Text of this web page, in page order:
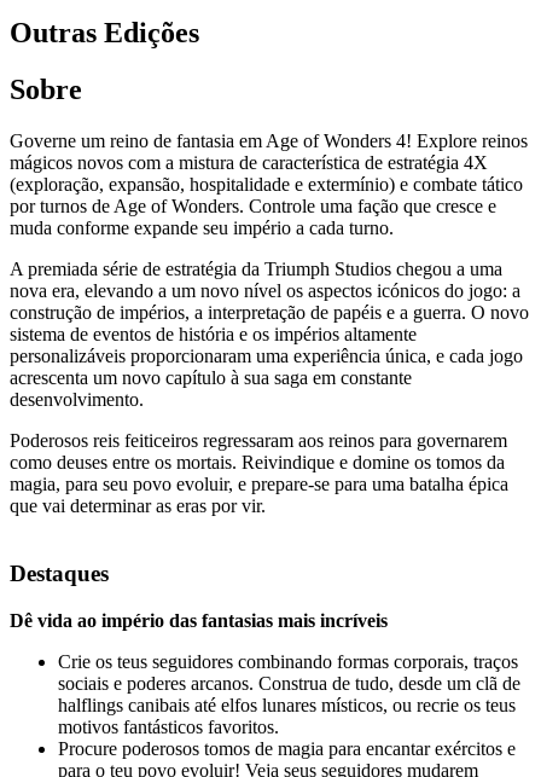
Outras Edições
Sobre
Governe um reino de fantasia em Age of Wonders 4! Explore reinos
mágicos novos com a mistura de característica de estratégia 4X
(exploração, expansão, hospitalidade e extermínio) e combate tático
por turnos de Age of Wonders. Controle uma fação que cresce e
muda conforme expande seu império a cada turno.
A premiada série de estratégia da Triumph Studios chegou a uma
nova era, elevando a um novo nível os aspectos icónicos do jogo: a
construção de impérios, a interpretação de papéis e a guerra. O novo
sistema de eventos de história e os impérios altamente
personalizáveis ​​proporcionaram uma experiência única, e cada jogo
acrescenta um novo capítulo à sua saga em constante
desenvolvimento.
Poderosos reis feiticeiros regressaram aos reinos para governarem
como deuses entre os mortais. Reivindique e domine os tomos da
magia, para seu povo evoluir, e prepare-se para uma batalha épica
que vai determinar as eras por vir.
Destaques
Dê vida ao império das fantasias mais incríveis
Crie os teus seguidores combinando formas corporais, traços
sociais e poderes arcanos. Construa de tudo, desde um clã de
halflings canibais até elfos lunares místicos, ou recrie os teus
motivos fantásticos favoritos.
Procure poderosos tomos de magia para encantar exércitos e
para o teu povo evoluir! Veja seus seguidores mudarem